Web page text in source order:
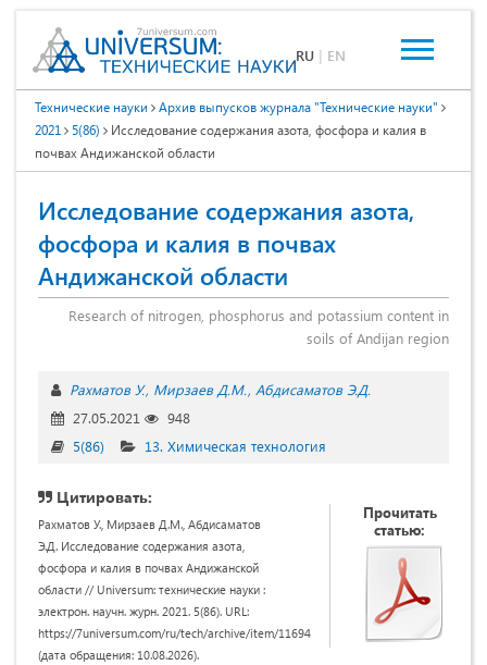
RU | EN
Технические науки
Архив выпусков журнала "Технические науки"
2021
5(86)
Исследование содержания азота, фосфора и калия в
почвах Андижанской области
Исследование содержания азота,
фосфора и калия в почвах
Андижанской области
Research of nitrogen, phosphorus and potassium content in
soils of Andijan region
Рахматов У. Мирзаев Д.М. Абдисаматов Э.Д.
27.05.2021
948
5(86)
13. Химическая технология
Цитировать:
Рахматов У., Мирзаев Д.М., Абдисаматов
Э.Д. Исследование содержания азота,
фосфора и калия в почвах Андижанской
области // Universum: технические науки :
электрон. научн. журн. 2021. 5(86). URL:
https://7universum.com/ru/tech/archive/item/11694
(дата обращения: 10.08.2026).
Прочитать
статью: